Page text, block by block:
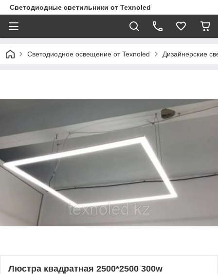
Светодиодные светильники от Texnoled
Светодиодное освещение от Texnoled Дизайнерские
Люстра квадратная 2500*2500 300w